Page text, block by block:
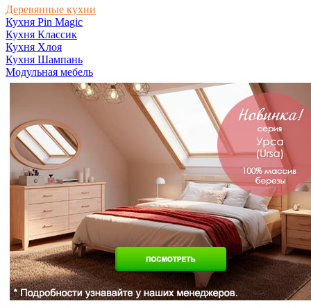
Деревянные кухни
Кухня Pin Magic
Кухня Классик
Кухня Хлоя
Кухня Шампань
Модульная мебель